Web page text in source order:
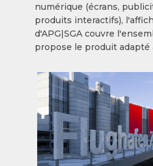
numérique (écrans,
produits interactifs),
d'APG|SGA couvre
propose le produit adapté